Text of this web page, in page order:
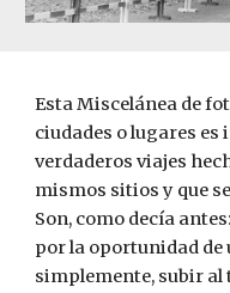
Esta Miscelánea de
ciudades o lugares es
verdaderos viajes
mismos sitios y que
Son, como decía
por la oportunidad de
simplemente, subir al